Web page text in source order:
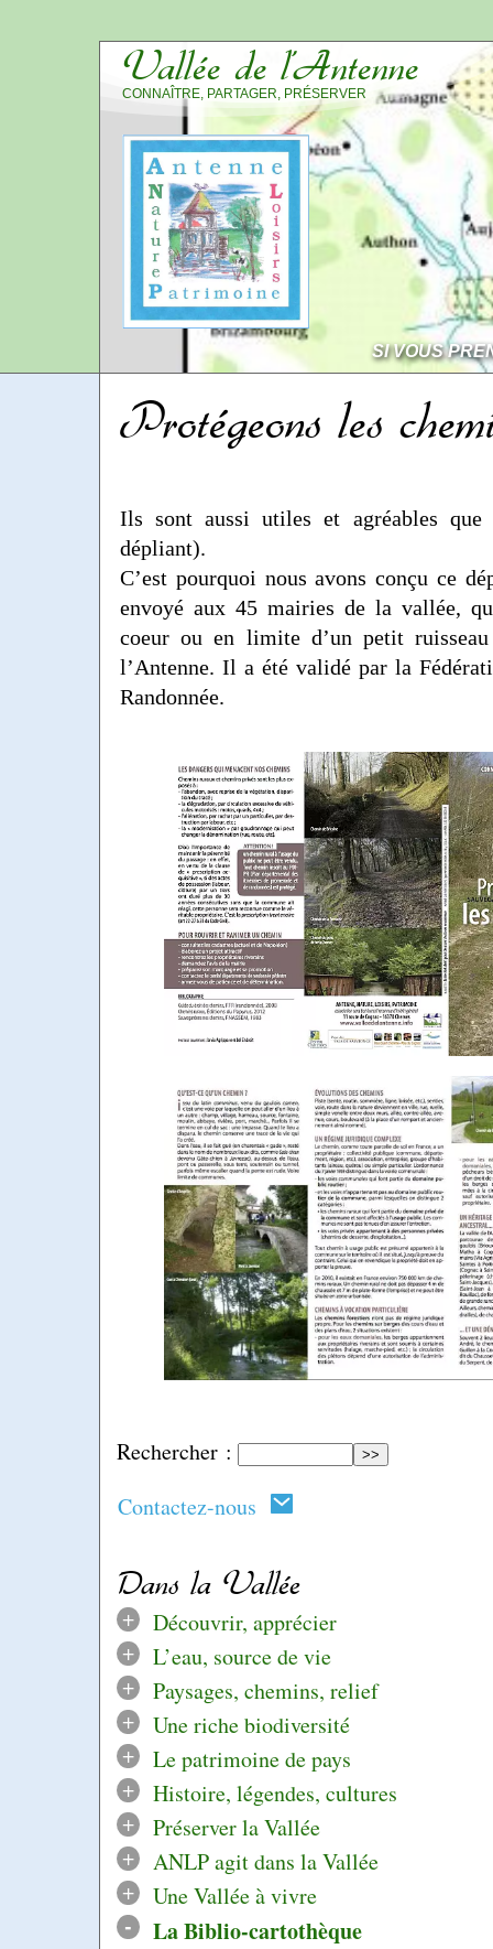
Vallée de l’Antenne
CONNAÎTRE, PARTAGER, PRÉSERVER
SI VOUS
Rechercher :
Contactez-nous
Dans la Vallée
+
Découvrir, apprécier
+
L’eau, source de vie
+
Paysages, chemins, relief
+
Une riche biodiversité
+
Le patrimoine de pays
+
Histoire, légendes, cultures
+
Préserver la Vallée
+
ANLP agit dans la Vallée
+
Une Vallée à vivre
- La Biblio-cartothèque
Protégeons les
Ils sont aussi utiles et agréables que
dépliant).
C’est pourquoi nous avons conçu ce
envoyé aux 45 mairies de la vallée,
coeur ou en limite d’un petit
l’Antenne. Il a été validé par la
Randonnée.